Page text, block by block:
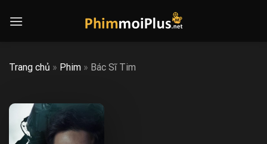
Trang chủ » Phim » Bác Sĩ Tim